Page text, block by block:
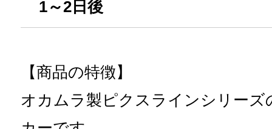
1～2日後
【商品の特徴】
オカムラ製ピクスラインシリーズ